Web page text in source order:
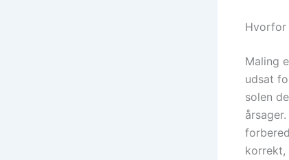
Hvorfor
Maling
udsat
solen
korrekt,